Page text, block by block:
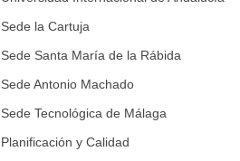
Sede la Cartuja
Sede Santa María de la Rábida
Sede Antonio Machado
Sede Tecnológica de Málaga
Planificación y Calidad